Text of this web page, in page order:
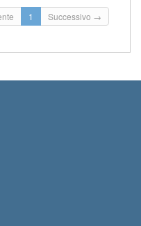
Iscrizioni chiuse
1 Successivo →